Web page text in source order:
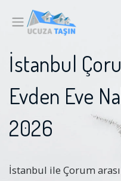
İstanbul
Evden Eve
2026
İstanbul ile Çorum